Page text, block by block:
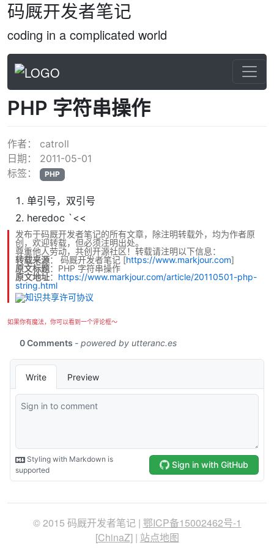
码厩开发者笔记
coding in a complicated world
PHP 字符串操作
作者： catroll
日期： 2011-05-01
标签：
PHP
单引号，双引号
heredoc `<<
发布于码厩开发者笔记的所有文章，除注明转载外，均为作者原
创，欢迎转载，但必须注明出处。
尊重他人劳动，共创开源社区！转载请注明以下信息：
转载来源： 码厩开发者笔记 [https://www.markjour.com]
原文标题：PHP 字符串操作
原文地址： https://www.markjour.com/article/20110501-php-
string.html
如果你有魔法，你可以看到一个评论框～
© 2015 码厩开发者笔记 | 鄂ICP备15002462号-1
[ChinaZ] | 站点地图